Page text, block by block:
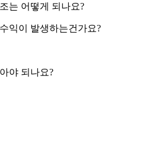
는 어떻게 되나요?
익이 발생하는건가요?
야 되나요?